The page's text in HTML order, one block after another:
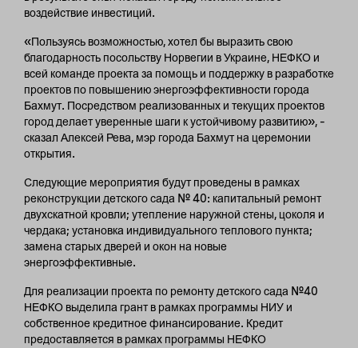
воздействие инвестиций.
«Пользуясь возможностью, хотел бы выразить свою
благодарность посольству Норвегии в Украине, НЕФКО и
всей команде проекта за помощь и поддержку в разработке
проектов по повышению энергоэффективности города
Бахмут. Посредством реализованных и текущих проектов
город делает уверенные шаги к устойчивому развитию», –
сказал Алексей Рева, мэр города Бахмут на церемонии
открытия.
Следующие мероприятия будут проведены в рамках
реконструкции детского сада № 40: капитальный ремонт
двухскатной кровли; утепление наружной стены, цоколя и
чердака; установка индивидуального теплового пункта;
замена старых дверей и окон на новые
энергоэффективные.
Для реализации проекта по ремонту детского сада №40
НЕФКО выделила грант в рамках программы НИУ и
собственное кредитное финансирование. Кредит
предоставляется в рамках программы НЕФКО